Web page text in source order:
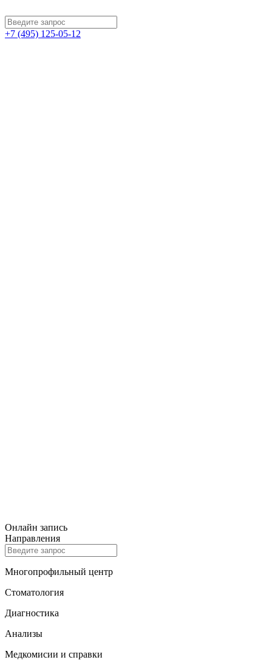
+7 (495) 125-05-12
Онлайн запись
Направления
Многопрофильный центр
Стоматология
Диагностика
Анализы
Медкомисии и справки